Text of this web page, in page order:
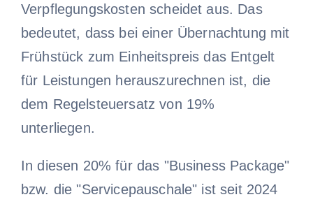
Verpflegungskosten scheidet aus. Das
bedeutet, dass bei einer Übernachtung mit
Frühstück zum Einheitspreis das Entgelt
für Leistungen herauszurechnen ist, die
dem Regelsteuersatz von 19%
unterliegen.
In diesen 20% für das "Business Package"
bzw. die "Servicepauschale" ist seit 2024